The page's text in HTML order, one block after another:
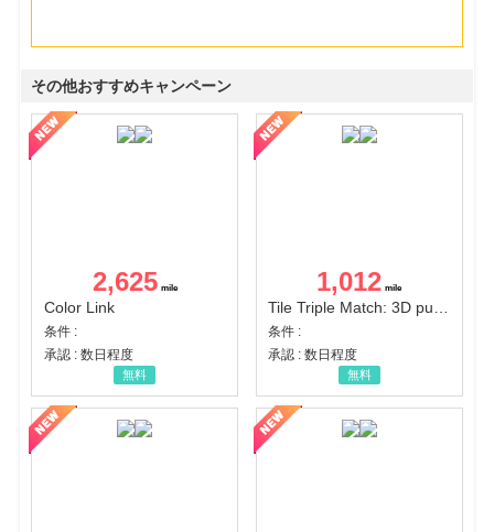
その他おすすめキャンペーン
2,625
Color Link
条件 :
承認 : 数日程度
無料
1,012
Tile Triple Match: 3D puzzle
条件 :
承認 : 数日程度
無料